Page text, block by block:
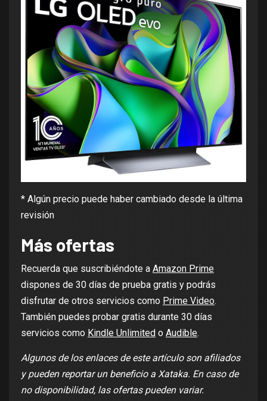
* Algún precio puede haber cambiado desde la última
revisión
Más ofertas
Recuerda que suscribiéndote a Amazon Prime
dispones de 30 días de prueba gratis y podrás
disfrutar de otros servicios como Prime Video.
También puedes probar gratis durante 30 días
servicios como Kindle Unlimited o Audible.
Algunos de los enlaces de este artículo son afiliados
y pueden reportar un beneficio a Xataka. En caso de
no disponibilidad, las ofertas pueden variar.